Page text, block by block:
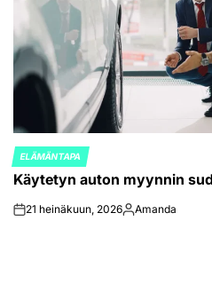
POSTED
IN
ELÄMÄNTAPA
Käytetyn auton myynnin
on21 heinäkuun, 2026Posted
Amanda